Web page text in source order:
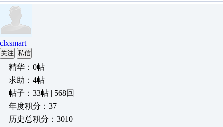
clxsmart
关注 私信
精华：0帖
求助：4帖
帖子：33帖 | 568回
年度积分：37
历史总积分：3010